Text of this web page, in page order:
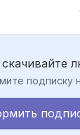
подписку